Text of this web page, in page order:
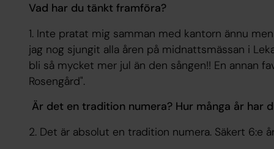
Vad har du tänkt framföra?
1. Inte pratat mig samman med kantorn ännu
jag nog sjungit alla åren på midnattsmässan i
bli så mycket mer jul än den sången!! En annan
Rosengård".
Är det en tradition numera? Hur många år har
2. Det är absolut en tradition numera. Säkert 6:e